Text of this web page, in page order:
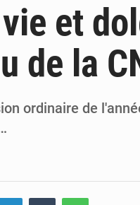
inspecte le chantier du
scellent un partenariat
et
de la
ordinaire de